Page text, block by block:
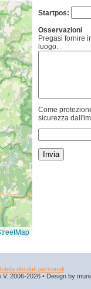
Startpos:
Osservazioni
Pregasi fornire
luogo.
Come
sicurezza
dei dati personali
2006-2026 • Design by